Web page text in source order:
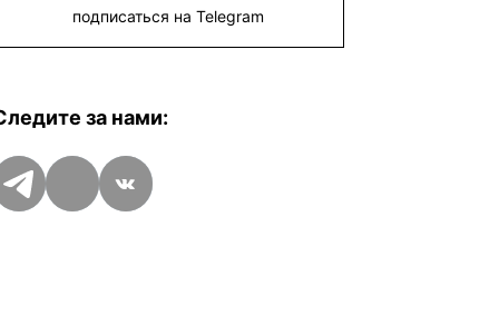
подписаться на Telegram
за нами:
Telegram
ДзенVK